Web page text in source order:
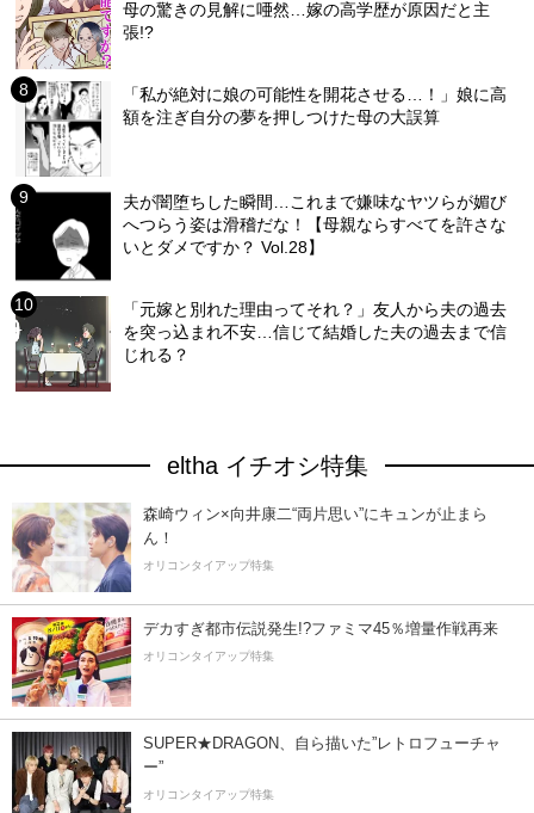
母の驚きの見解に唖然…嫁の高学歴が原因だと主
張!?
「私が絶対に娘の可能性を開花させる…！」娘に高
額を注ぎ自分の夢を押しつけた母の大誤算
夫が闇堕ちした瞬間…これまで嫌味なヤツらが媚び
へつらう姿は滑稽だな！【母親ならすべてを許さな
いとダメですか？ Vol.28】
「元嫁と別れた理由ってそれ？」友人から夫の過去
を突っ込まれ不安…信じて結婚した夫の過去まで信
じれる？
eltha イチオシ特集
森崎ウィン×向井康二“両片思い”にキュンが止まら
ん！
オリコンタイアップ特集
デカすぎ都市伝説発生!?ファミマ45％増量作戦再来
オリコンタイアップ特集
SUPER★DRAGON、自ら描いた”レトロフューチャ
ー”
オリコンタイアップ特集